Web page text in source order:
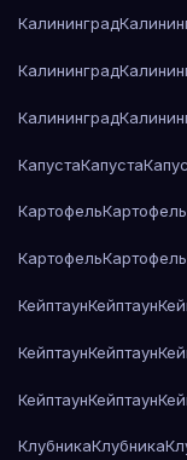
Калининград
Калининград
Калининград
КапустаКапуста
КартофельКартофель
КартофельКартофель
КейптаунКейптаун
КейптаунКейптаун
КейптаунКейптаун
КлубникаКлубника